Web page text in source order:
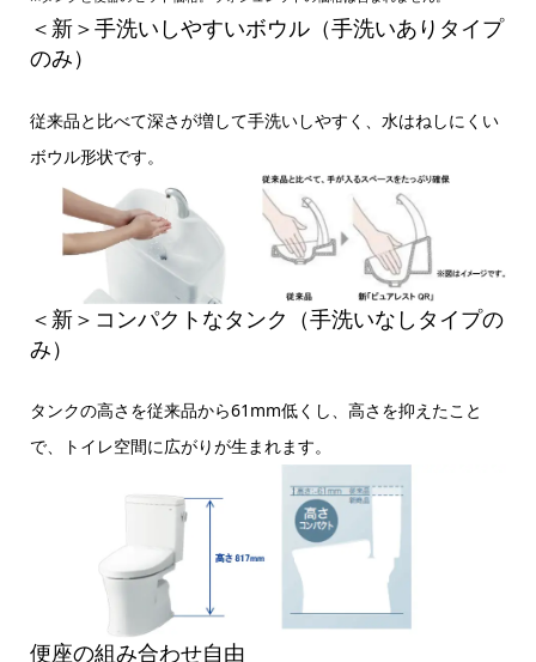
＜新＞手洗いしやすいボウル（手洗いありタイプ
のみ）
従来品と比べて深さが増して手洗いしやすく、水はねしにくい
ボウル形状です。
＜新＞コンパクトなタンク（手洗いなしタイプの
み）
タンクの高さを従来品から61mm低くし、高さを抑えたこと
で、トイレ空間に広がりが生まれます。
便座の組み合わせ自由